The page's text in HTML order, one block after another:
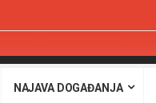
NAJAVA DOGAĐANJA